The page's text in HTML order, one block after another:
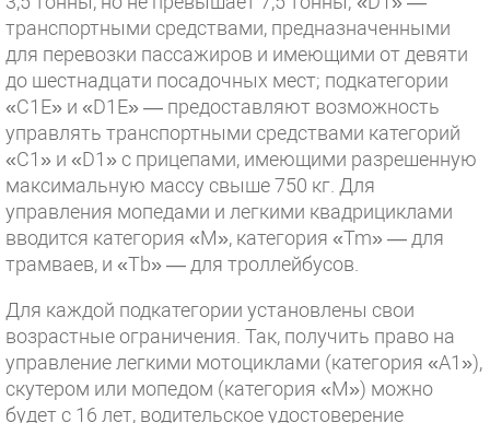
транспортными средствами, предназначенными
для перевозки пассажиров и имеющими от девяти
до шестнадцати посадочных мест; подкатегории
«C1E» и «D1E» — предоставляют возможность
управлять транспортными средствами категорий
«С1» и «D1» с прицепами, имеющими разрешенную
максимальную массу свыше 750 кг. Для
управления мопедами и легкими квадрициклами
вводится категория «М», категория «Tm» — для
трамваев, и «Tb» — для троллейбусов.
Для каждой подкатегории установлены свои
возрастные ограничения. Так, получить право на
управление легкими мотоциклами (категория «А1»),
скутером или мопедом (категория «М») можно
будет с 16 лет, водительское удостоверение